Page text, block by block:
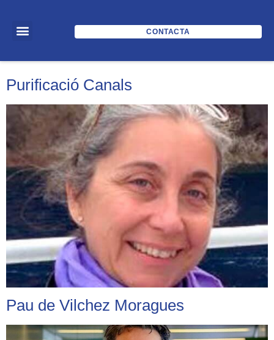
CONTACTA
Purificació Canals
Pau de Vilchez Moragues